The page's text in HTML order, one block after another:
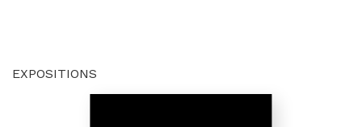
EXPOSITIONS